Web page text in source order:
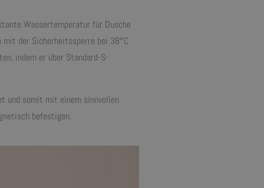
Wassertemperatur für Dusche
mit der Sicherheitssperre bei 38°C
indem er über Standard-S-
und somit mit einem sinnvollen
befestigen.